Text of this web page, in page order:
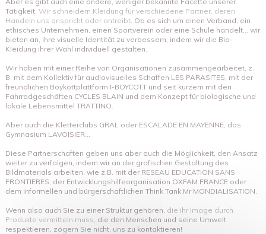
Tätigkeit. Wir schneidern Kleidung für verschiedene Partner, deren
Handeln uns anspricht oder antreibt . Ob es sich um einen Verband, ein
ethisches Unternehmen, einen Sportverein oder eine Schule handelt... wir
bieten an, ihre visuelle Identität zu verbessern, indem wir die Bio-
Kleidung ihrer Wahl individuell gestalten.
Wir haben mit einer Reihe von Organisationen zusammengearbeitet, z.
B. mit dem Kollektiv für audiovisuelles Schaffen LES PARASITES, mit der
freundlichen Boykottplattform I-BOYCOTT und seit kurzem mit den
Fahrradgeschäften CYCLES BLAIN und dem Konzept für biologische und
lokale Lebensmittel TRATTINO.
Aber auch die Kletterclubs GRAL oder ESCALADE EN MAYENNE, das
Gymnasium LAVOISIER...
Diese Partnerschaften geben uns aber auch die Möglichkeit, den Ansatz
weiter zu verfolgen, indem wir an der grafischen Gestaltung des
Bildmaterials arbeiten, wie z.B. mit der RESEAU EDUCATION SANS
FRONTIERES, der Entwicklungshilfeorganisation OXFAM FRANCE oder
dem informellen und bürgerschaftlichen Think Tank Mr MONDIALISATION.
Wenn also auch Sie zu einer Struktur gehören, die ihr Image durch
Produkte vermitteln muss , die den Menschen und seine Umwelt
respektieren, zögern Sie nicht, uns zu kontaktieren!